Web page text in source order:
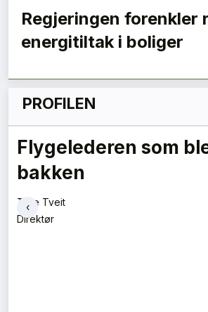
LES NYESTE
Regjeringen forenkler
energitiltak i boliger
PROFILEN
Flygelederen som
bakken
Tore Tveit
Direktør
‹